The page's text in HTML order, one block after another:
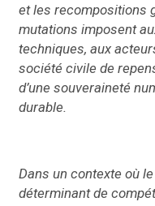
et les recompositions
mutations imposent
techniques, aux
société civile de
d’une souveraineté
durable.
Dans un contexte où
déterminant de